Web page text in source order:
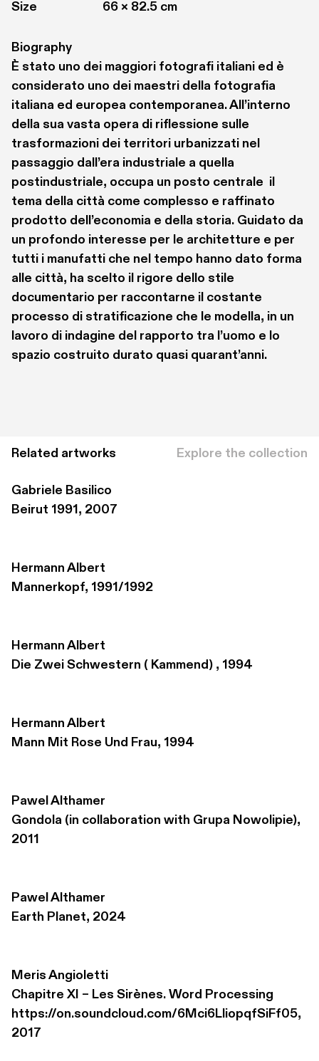
Size
66 × 82.5 cm
Biography
È stato uno dei maggiori fotografi italiani ed è
considerato uno dei maestri della fotografia
italiana ed europea contemporanea. All’interno
della sua vasta opera di riflessione sulle
trasformazioni dei territori urbanizzati nel
passaggio dall’era industriale a quella
postindustriale, occupa un posto centrale  il
tema della città come complesso e raffinato
prodotto dell’economia e della storia. Guidato da
un profondo interesse per le architetture e per
tutti i manufatti che nel tempo hanno dato forma
alle città, ha scelto il rigore dello stile
documentario per raccontarne il costante
processo di stratificazione che le modella, in un
lavoro di indagine del rapporto tra l’uomo e lo
spazio costruito durato quasi quarant’anni.
Related artworks Explore the collection
Gabriele Basilico
Beirut 1991, 2007
Hermann Albert
Mannerkopf, 1991/1992
Hermann Albert
Die Zwei Schwestern ( Kammend) , 1994
Hermann Albert
Mann Mit Rose Und Frau, 1994
Pawel Althamer
Gondola (in collaboration with Grupa Nowolipie),
2011
Pawel Althamer
Earth Planet, 2024
Meris Angioletti
Chapitre XI – Les Sirènes. Word Processing
https://on.soundcloud.com/6Mci6LliopqfSiFf05,
2017